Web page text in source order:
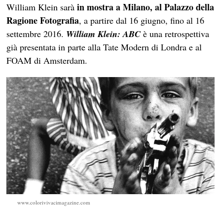
William Klein saràin mostra a Milano, al Palazzo della
Ragione Fotografia, a partire dal 16 giugno, fino al 16
settembre 2016. William Klein: ABC è una retrospettiva
già presentata in parte alla Tate Modern di Londra e al
FOAM di Amsterdam.
www.colorivivacimagazine.com